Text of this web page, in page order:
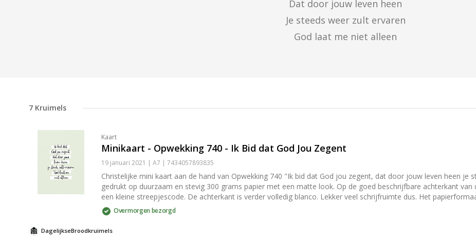
Dat door jouw leven heen
Je steeds weer zult ervaren
God laat me niet alleen
7 Kruimels
Kaart
Minikaart - Opwekking 740 - Ik Bid dat God Jou Zegent
19 januari 2021 | A7 | 7434057893835
Christelijke mini kaart aan de hand van Opwekking 740 "Ik bid dat God jou zegent, dat door jouw leven heen je
gedrukt op duurzaam en stevig 300 grams papier met een matte look. Op de goed beschrijfbare achterkant van de kaart staat het logo van DagelijkseBroodkruimels en
een kleine streepjescode. De achterkant is verder volledig blanco. Lekker veel schrijfruimte dus. Het papierformaat van de kaart is A7 (afmetingen 10,5 cm × 7,4 cm × 0,1
cm). De kaart wordt geleverd met een passende geribbelde kraft envelop met puntklep. De puntklep is
om de envelop dicht te plakken. Tip: Kaarten zijn niet alleen leuk om te versturen, maar ook om thuis in je interieur te zetten. Het papier is stevig genoeg om de kaarten
zonder hulpmiddelen tegen een wand of ander voorwerp te laten staan. Toch iets leuks kopen om kaarten
Overmorgen bezorgd
DagelijkseBroodkruimels